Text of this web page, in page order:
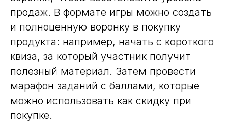
продаж. В формате игры можно создать
и полноценную воронку в покупку
продукта: например, начать с короткого
квиза, за который участник получит
полезный материал. Затем провести
марафон заданий с баллами, которые
можно использовать как скидку при
покупке.